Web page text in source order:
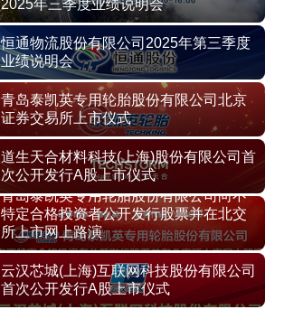
2025年三季度业绩说明会
恒通物流股份有限公司2025年第三季度
业绩说明会
青岛泰凯英专用轮胎股份有限公司北京
证券交易所上市仪式
道生天合材料科技(上海)股份有限公司首
次公开发行A股上市仪式
青岛泰凯英专用轮胎股份有限公司向不
特定合格投资者公开发行股票并在北交
所上市网上路演
云汉芯城(上海)互联网科技股份有限公司
首次公开发行A股上市仪式